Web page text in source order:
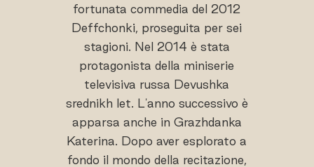
fortunata commedia del 2012
Deffchonki, proseguita per sei
stagioni. Nel 2014 è stata
protagonista della miniserie
televisiva russa Devushka
srednikh let. L'anno successivo è
apparsa anche in Grazhdanka
Katerina. Dopo aver esplorato a
fondo il mondo della recitazione,